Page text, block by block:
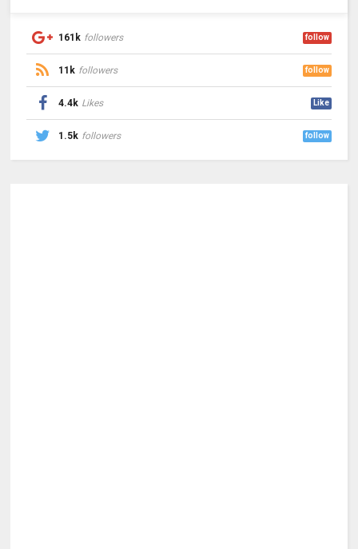
161k followers follow
11k followers follow
4.4k Likes Like
1.5k followers follow